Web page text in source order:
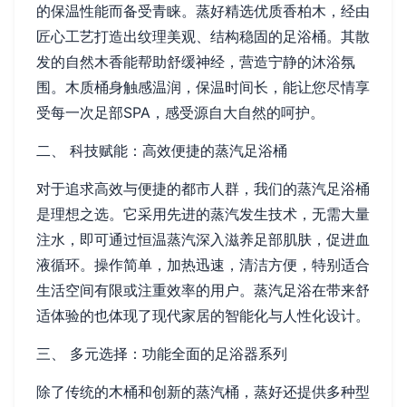
的保温性能而备受青睐。蒸好精选优质香柏木，经由
匠心工艺打造出纹理美观、结构稳固的足浴桶。其散
发的自然木香能帮助舒缓神经，营造宁静的沐浴氛
围。木质桶身触感温润，保温时间长，能让您尽情享
受每一次足部SPA，感受源自大自然的呵护。
二、 科技赋能：高效便捷的蒸汽足浴桶
对于追求高效与便捷的都市人群，我们的蒸汽足浴桶
是理想之选。它采用先进的蒸汽发生技术，无需大量
注水，即可通过恒温蒸汽深入滋养足部肌肤，促进血
液循环。操作简单，加热迅速，清洁方便，特别适合
生活空间有限或注重效率的用户。蒸汽足浴在带来舒
适体验的也体现了现代家居的智能化与人性化设计。
三、 多元选择：功能全面的足浴器系列
除了传统的木桶和创新的蒸汽桶，蒸好还提供多种型